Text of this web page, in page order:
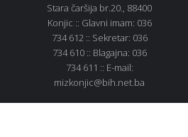
Stara čaršija br.20., 88400
Konjic :: Glavni imam: 036
734 612 :: Sekretar: 036
734 610 :: Blagajna: 036
734 611 :: E-mail:
mizkonjic@bih.net.ba